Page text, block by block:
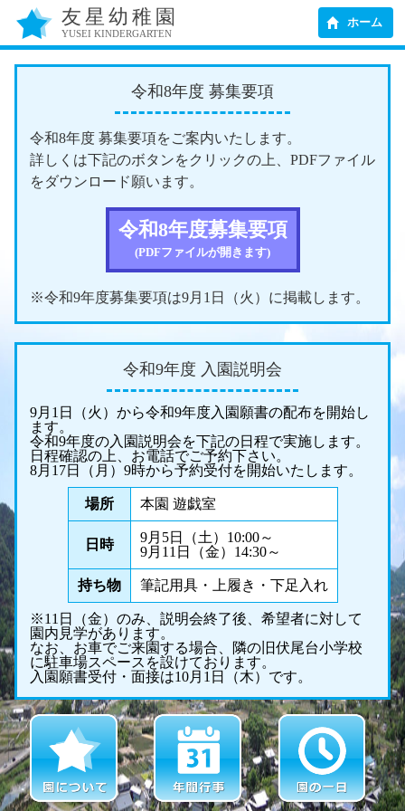
友星幼稚園
YUSEI KINDERGARTEN
ホーム
令和8年度 募集要項
令和8年度 募集要項をご案内いたします。
詳しくは下記のボタンをクリックの上、PDFファイル
をダウンロード願います。
令和8年度募集要項
(PDFファイルが開きます)
※令和9年度募集要項は9月1日（火）に掲載します。
令和9年度 入園説明会
9月1日（火）から令和9年度入園願書の配布を開始し
ます。
令和9年度の入園説明会を下記の日程で実施します。
日程確認の上、お電話でご予約下さい。
8月17日（月）9時から予約受付を開始いたします。
場所 本園 遊戯室
日時
9月5日（土）10:00～
9月11日（金）14:30～
持ち物 筆記用具・上履き・下足入れ
※11日（金）のみ、説明会終了後、希望者に対して
園内見学があります。
なお、お車でご来園する場合、隣の旧伏尾台小学校
に駐車場スペースを設けております。
入園願書受付・面接は10月1日（木）です。